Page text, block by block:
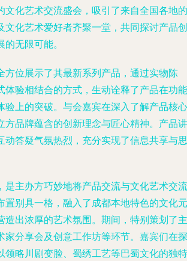
文化艺术交流盛会，吸引了来自全国各地的
文化艺术爱好者齐聚一堂，共同探讨产品创
无限可能。
方位展示了其最新系列产品，通过实物陈
体验相结合的方式，生动诠释了产品在功能
验上的突破。与会嘉宾在深入了解产品核心
方品牌蕴含的创新理念与匠心精神。产品讲
动答疑气氛热烈，充分实现了信息共享与思
是主办方巧妙地将产品交流与文化艺术交流
置别具一格，融入了成都本地特色的文化元
造出浓厚的艺术氛围。期间，特别策划了主
家分享会及创意工作坊等环节。嘉宾们在探
领略川剧变脸、蜀绣工艺等巴蜀文化的独特